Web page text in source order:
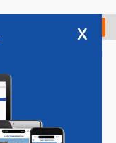
Check in
x